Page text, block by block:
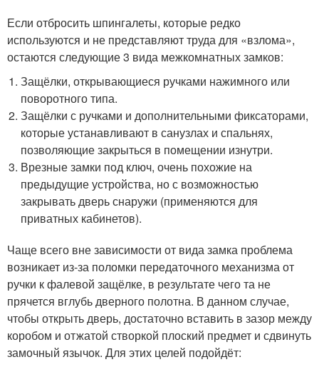
Если отбросить шпингалеты, которые редко
используются и не представляют труда для «взлома»,
остаются следующие 3 вида межкомнатных замков:
Защёлки, открывающиеся ручками нажимного или
поворотного типа.
Защёлки с ручками и дополнительными фиксаторами,
которые устанавливают в санузлах и спальнях,
позволяющие закрыться в помещении изнутри.
Врезные замки под ключ, очень похожие на
предыдущие устройства, но с возможностью
закрывать дверь снаружи (применяются для
приватных кабинетов).
Чаще всего вне зависимости от вида замка проблема
возникает из-за поломки передаточного механизма от
ручки к фалевой защёлке, в результате чего та не
прячется вглубь дверного полотна. В данном случае,
чтобы открыть дверь, достаточно вставить в зазор между
коробом и отжатой створкой плоский предмет и сдвинуть
замочный язычок. Для этих целей подойдёт: